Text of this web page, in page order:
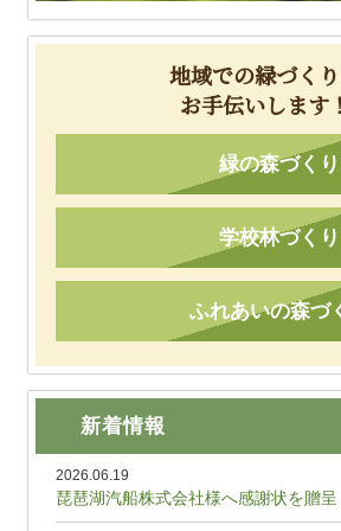
地域での緑づく
お手伝いします！
緑の森づくり
学校林づくり
ふれあいの森づ
新着情報
2026.06.19
琵琶湖汽船株式会社様へ感謝状を贈呈